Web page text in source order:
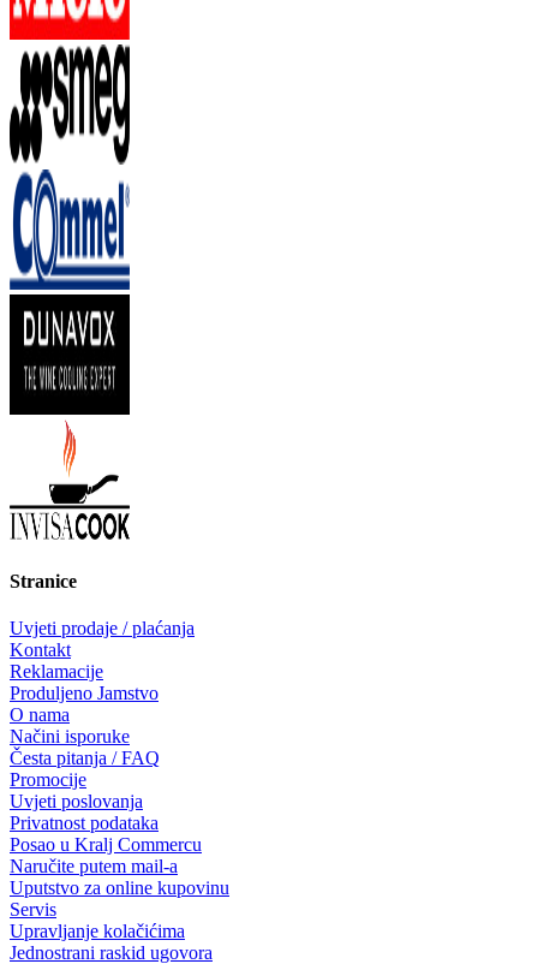
Stranice
Uvjeti prodaje / plaćanja
Kontakt
Reklamacije
Produljeno Jamstvo
O nama
Načini isporuke
Česta pitanja / FAQ
Promocije
Uvjeti poslovanja
Privatnost podataka
Posao u Kralj Commercu
Naručite putem mail-a
Uputstvo za online kupovinu
Servis
Upravljanje kolačićima
Jednostrani raskid ugovora